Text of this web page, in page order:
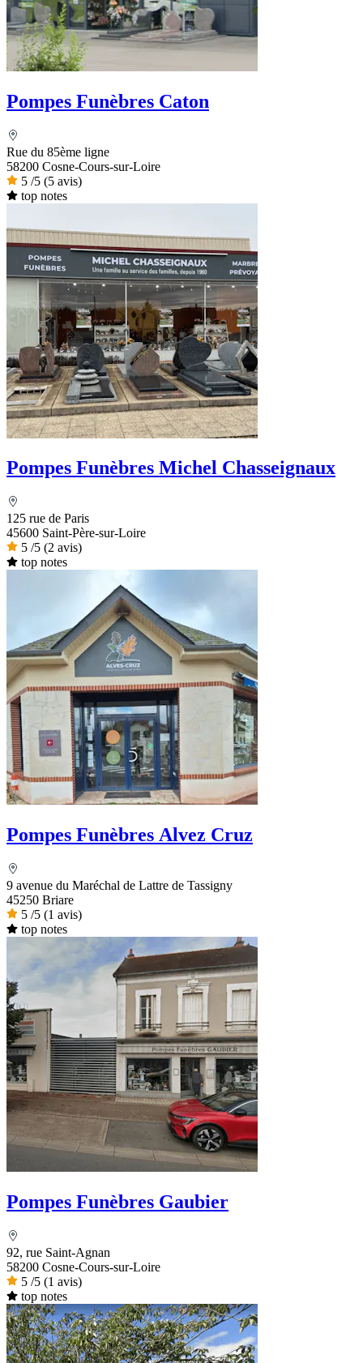
Pompes Funèbres Caton
Rue du 85ème ligne
58200 Cosne-Cours-sur-Loire
5 /5 (5 avis)
top notes
Pompes Funèbres Michel Chasseignaux
125 rue de Paris
45600 Saint-Père-sur-Loire
5 /5 (2 avis)
top notes
Pompes Funèbres Alvez Cruz
9 avenue du Maréchal de Lattre de Tassigny
45250 Briare
5 /5 (1 avis)
top notes
Pompes Funèbres Gaubier
92, rue Saint-Agnan
58200 Cosne-Cours-sur-Loire
5 /5 (1 avis)
top notes